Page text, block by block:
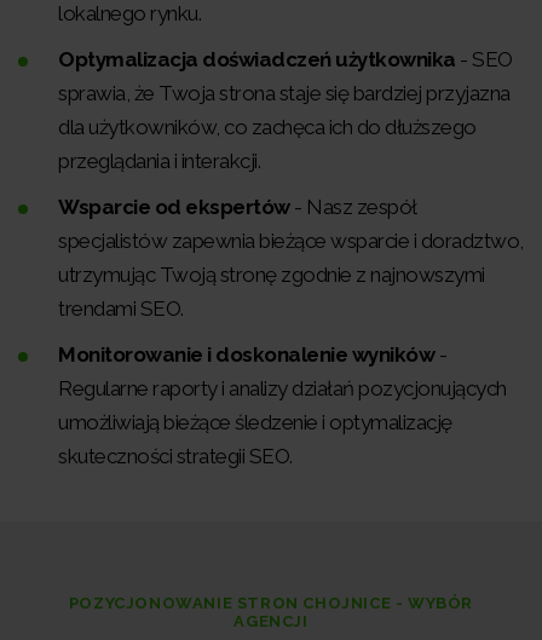
lokalnego rynku.
Optymalizacja doświadczeń użytkownika - SEO
sprawia, że Twoja strona staje się bardziej przyjazna
dla użytkowników, co zachęca ich do dłuższego
przeglądania i interakcji.
Wsparcie od ekspertów- Nasz zespół
specjalistów zapewnia bieżące wsparcie i doradztwo,
utrzymując Twoją stronę zgodnie z najnowszymi
trendami SEO.
Monitorowanie i doskonalenie wyników-
Regularne raporty i analizy działań pozycjonujących
umożliwiają bieżące śledzenie i optymalizację
skuteczności strategii SEO.
POZYCJONOWANIE STRON CHOJNICE - WYBÓR
AGENCJI